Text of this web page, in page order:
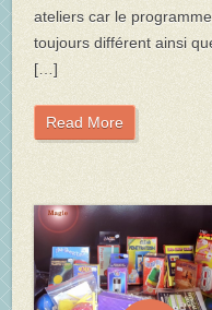
ateliers car le
toujours différent ainsi
[…]
Read More